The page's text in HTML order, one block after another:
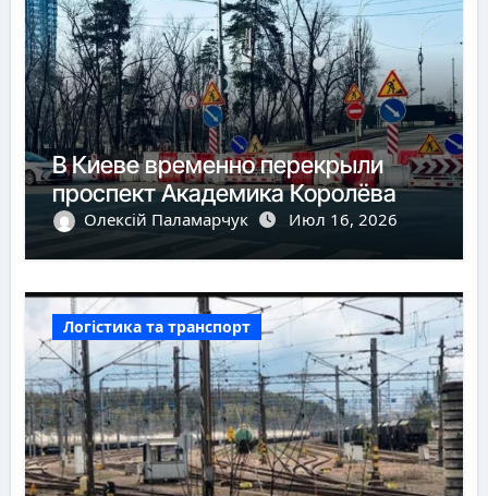
В Киеве временно перекрыли
проспект Академика Королёва
Олексій Паламарчук Июл 16, 2026
Логістика та транспорт